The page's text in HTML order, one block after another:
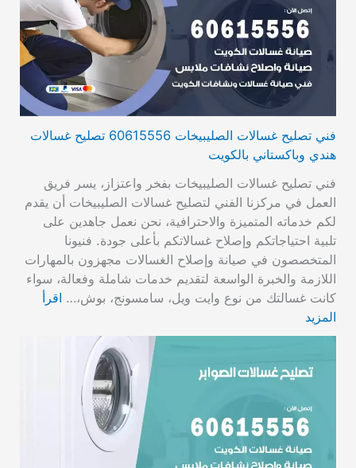
فني تصليح غسالات الصليبيخات 60615556 تصليح غسالات
هندي وباكستاني بالكويت
فني تصليح غسالات الصليبيخات بفخر واعتزاز، يسر فريق
العمل في مركزنا الفني لتصليح غسالات الصليبيخات أن يقدم
لكم خدماته المتميزة والاحترافية، نحن نعمل جاهدين على
تلبية احتياجاتكم وإصلاح غسالاتكم بأعلى جودة. فنيونا
المتخصصون في صيانة وإصلاح الغسالات مجهزون بالمهارات
اللازمة والخبرة الواسعة لتقديم خدمات شاملة وفعالة، سواء
كانت غسالتك من نوع وايت ويل، سامسونج، بوش،… اقرأ
المزيد